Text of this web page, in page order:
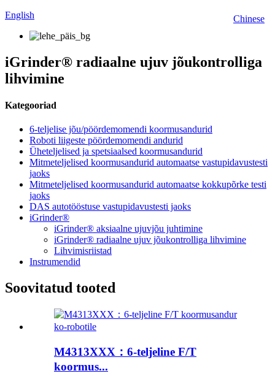
Chinese
English
iGrinder® radiaalne ujuv jõukontrolliga
lihvimine
Kategooriad
6-teljelise jõu/pöördemomendi koormusandurid
Roboti liigeste pöördemomendi andurid
Üheteljelised ja spetsiaalsed koormusandurid
Mitmeteljelised koormusandurid automaatse vastupidavustesti
jaoks
Mitmeteljelised koormusandurid automaatse kokkupõrke testi
jaoks
DAS autotööstuse vastupidavustesti jaoks
iGrinder®
iGrinder® aksiaalne ujuvjõu juhtimine
iGrinder® radiaalne ujuv jõukontrolliga lihvimine
Lihvimisriistad
Instrumendid
Soovitatud tooted
M4313XXX：6-teljeline F/T
koormus...